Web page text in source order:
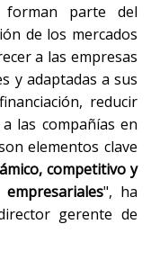
forman parte del
de los mercados
a las empresas
y adaptadas a sus
reducir
las compañías en
elementos clave
competitivo y
", ha
gerente de